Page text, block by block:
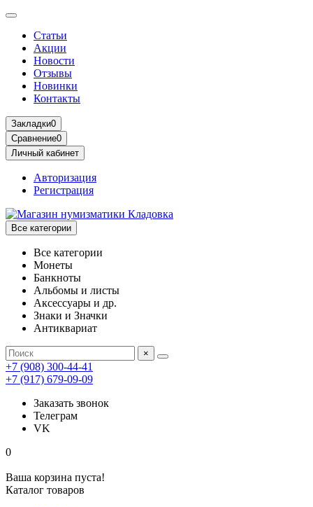
Статьи
Акции
Новости
Отзывы
Новинки
Контакты
Закладки0
Сравнение0
Личный кабинет
Авторизация
Регистрация
Все категории
Все категории
Монеты
Банкноты
Альбомы и листы
Аксессуары и др.
Знаки и Значки
Антиквариат
×
+7 (908) 300-44-41
+7 (917) 679-09-09
Заказать звонок
Телеграм
VK
0
Ваша корзина пуста!
Каталог товаров